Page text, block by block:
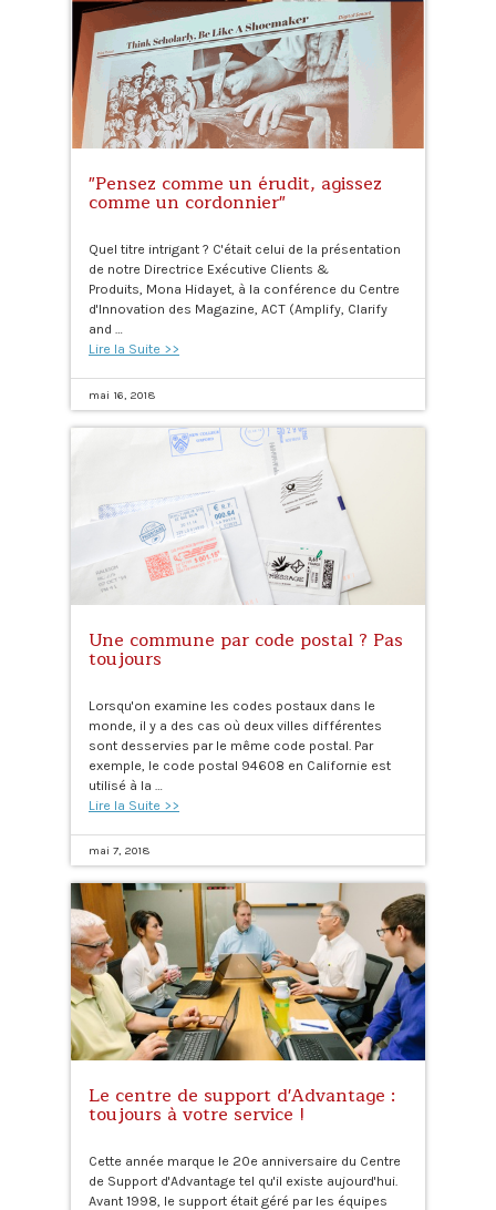
"Pensez comme un érudit, agissez
comme un cordonnier"
Quel titre intrigant ? C'était celui de la présentation
de notre Directrice Exécutive Clients &
Produits, Mona Hidayet, à la conférence du Centre
d'Innovation des Magazine, ACT (Amplify, Clarify
and …
Lire la Suite >>
mai 16, 2018
Une commune par code postal ? Pas
toujours
Lorsqu'on examine les codes postaux dans le
monde, il y a des cas où deux villes différentes
sont desservies par le même code postal. Par
exemple, le code postal 94608 en Californie est
utilisé à la …
Lire la Suite >>
mai 7, 2018
Le centre de support d'Advantage :
toujours à votre service !
Cette année marque le 20e anniversaire du Centre
de Support d'Advantage tel qu'il existe aujourd'hui.
Avant 1998, le support était géré par les équipes